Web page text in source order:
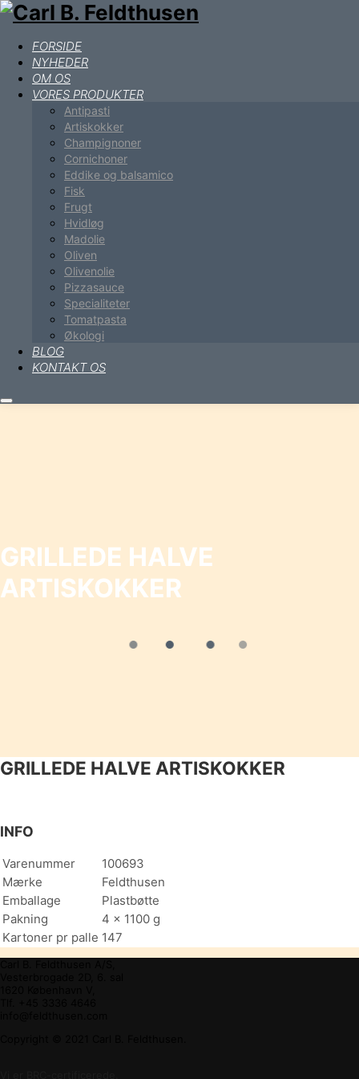
FORSIDE
NYHEDER
OM OS
VORES PRODUKTER
Antipasti
Artiskokker
Champignoner
Cornichoner
Eddike og balsamico
Fisk
Frugt
Hvidløg
Madolie
Oliven
Olivenolie
Pizzasauce
Specialiteter
Tomatpasta
Økologi
BLOG
KONTAKT OS
Hovedmenu
GRILLEDE HALVE
ARTISKOKKER
GRILLEDE HALVE ARTISKOKKER
INFO
Varenummer
100693
Mærke
Feldthusen
Emballage
Plastbøtte
Pakning
4 x 1100 g
Kartoner pr palle 147